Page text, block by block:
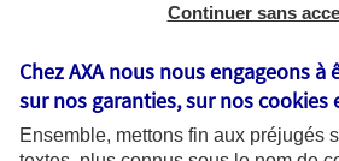
Envoi d'un document
téléchargement d’une
échanges avec AXA…
main.
Continuer sans
Chez AXA nous nous engageons
sur nos garanties, sur noscookies
Ensemble, mettons fin aux préjugés